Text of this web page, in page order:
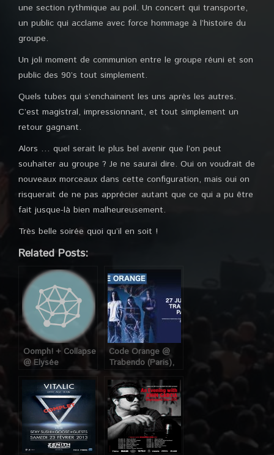
une section rythmique au poil. Un concert qui transporte,
un public qui acclame avec force hommage à l’histoire du
groupe.
Un joli moment de communion entre le groupe réuni et son
public des 90’s tout simplement.
Quels tubes qui s’enchainent les uns après les autres.
C’est magistral, impressionnant, et tout simplement un
retour gagnant.
Alors … quel serait le plus bel avenir que l’on peut
souhaiter au groupe ? Je ne saurai dire. Oui on voudrait de
nouveaux morceaux dans cette configuration, mais oui on
risquerait de ne pas apprécier autant que ce qui a pu être
fait jusque-là bien malheureusement.
Très belle soirée quoi qu’il en soit !
Related Posts:
Oomph! + Collapse
@ Elysée
Montmartre (Paris),
le 04 Octobre
2006
Code Orange @
Trabendo (Paris),
le 27 Juin 2023